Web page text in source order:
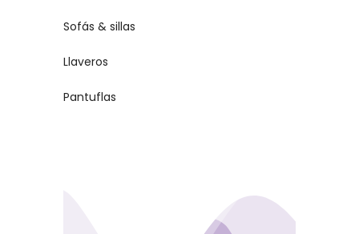
Sofás & sillas
Llaveros
Pantuflas